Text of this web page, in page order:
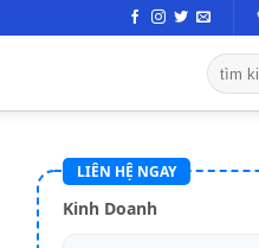
LIÊN HỆ NGAY
Kinh Doanh